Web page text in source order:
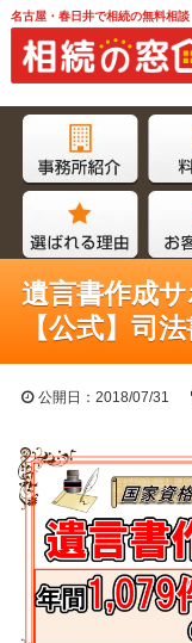
名古屋・春日井で相続の無料相談
遺言書作成サ
【公式】司
公開日：2018/07/31